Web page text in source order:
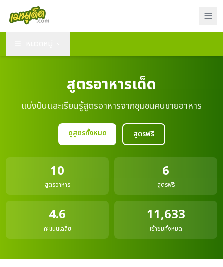
สูตรอาหารเด็ด
แบ่งปันและเรียนรู้สูตรอาหารจากชุมชนคนขายอาหาร
ดูสูตรทั้งหมด สูตรฟรี
10
สูตรอาหาร
6
สูตรฟรี
4.6
คะแนนเฉลี่ย
11,633
เข้าชมทั้งหมด